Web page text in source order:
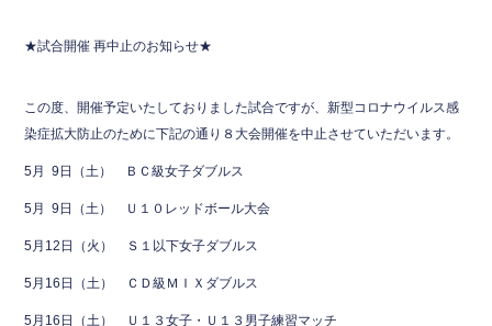
c
b
o
o
k
tt
e
★試合開催 再中止のお知らせ★
この度、開催予定いたしておりました試合ですが、新型コロナウイルス感
染症拡大防止のために下記の通り８大会開催を中止させていただいます。
5月 9日（土） ＢＣ級女子ダブルス
5月 9日（土） Ｕ１０レッドボール大会
5月12日（火） Ｓ１以下女子ダブルス
5月16日（土） ＣＤ級ＭＩＸダブルス
5月16日（土） Ｕ１３女子・Ｕ１３男子練習マッチ